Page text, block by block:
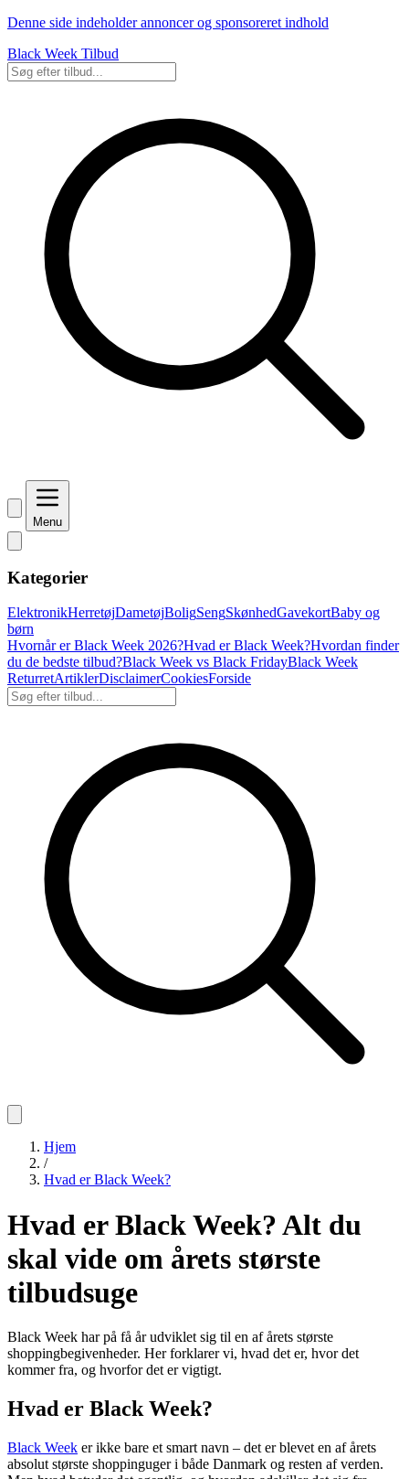
Denne side indeholder annoncer og sponsoreret indhold
Black Week Tilbud
Menu
Kategorier
ElektronikHerretøjDametøjBoligSengSkønhedGavekortBaby og
børn
Hvornår er Black Week 2026?Hvad er Black Week?Hvordan finder
du de bedste tilbud?Black Week vs Black FridayBlack Week
ReturretArtiklerDisclaimerCookiesForside
Hjem
/
Hvad er Black Week?
Hvad er Black Week? Alt du
skal vide om årets største
tilbudsuge
Black Week har på få år udviklet sig til en af årets største
shoppingbegivenheder. Her forklarer vi, hvad det er, hvor det
kommer fra, og hvorfor det er vigtigt.
Hvad er Black Week?
Black Week er ikke bare et smart navn – det er blevet en af årets
absolut største shoppinguger i både Danmark og resten af verden.